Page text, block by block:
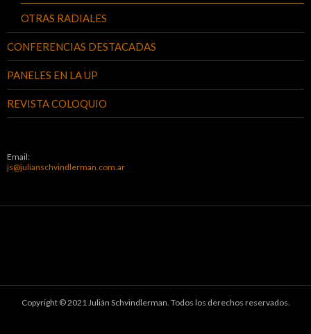
OTRAS RADIALES
CONFERENCIAS DESTACADAS
PANELES EN LA UP
REVISTA COLOQUIO
Email:
js@julianschvindlerman.com.ar
Copyright © 2021 Julián Schvindlerman. Todos los derechos reservados.